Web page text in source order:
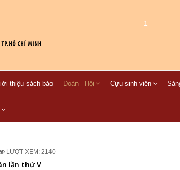
1
thiệu sách báo Đoàn - Hội Cựu sinh viên
LƯỢT XEM: 2140
lần thứ V